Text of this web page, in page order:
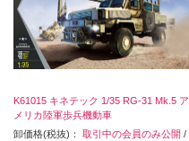
K61015 キネテック 1/35 RG-31 Mk.5 ア
メリカ陸軍歩兵機動車
卸価格(税抜)： 取引中の会員のみ公開 /